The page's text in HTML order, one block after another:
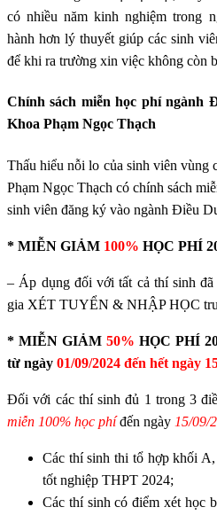
có nhiều năm kinh nghiệm trong
hành hơn lý thuyết giúp các sinh
để khi ra trường xin việc không còn
Chính sách miễn học phí ngành
Khoa Phạm Ngọc Thạch
Thấu hiểu nỗi lo của sinh viên vùng
Phạm Ngọc Thạch có chính sách
sinh viên đăng ký vào ngành Điều
* MIỄN GIẢM 100% HỌC PHÍ
– Áp dụng đối với tất cả thí sinh
gia XÉT TUYỂN & NHẬP HỌC
* MIỄN GIẢM 50% HỌC PHÍ
từ ngày 01/09/2024 đến hết ngày
Đối với các thí sinh đủ 1 trong 3
miễn 100% học phíđến ngày 15/09/
Các thí sinh thi tổ hợp khối
tốt nghiệp THPT 2024;
Các thí sinh có điểm xét học